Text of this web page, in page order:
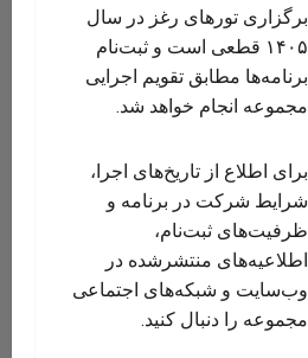
برگزاری تورهای رغز در سال
۱۴۰۵ قطعی است و ثبت‌نام
برنامه‌ها مطابق تقویم اجرایی
مجموعه انجام خواهد شد.
برای اطلاع از تاریخ‌های اجرا،
شرایط شرکت در برنامه و
ظرفیت‌های ثبت‌نام،
اطلاعیه‌های منتشرشده در
وب‌سایت و شبکه‌های اجتماعی
مجموعه را دنبال کنید.